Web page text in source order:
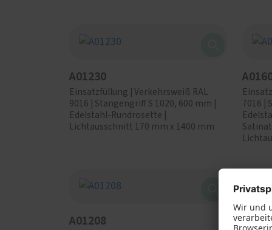
A01230
Einsatzfüllung | Verkehrsweiß RAL
9016 | Stangengriff S 1020, 600 mm |
Edelstahl-Rundrosette |
Lichtausschnitt 170 mm x 1400 mm
7016 |
A01208